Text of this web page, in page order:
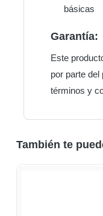
básicas
Garantía:
Este
por parte del
términos y
También te